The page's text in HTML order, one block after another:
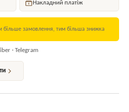
Накладний платіж
замовлення, тим більша знижка
· Telegram